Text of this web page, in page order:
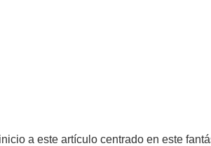
a este artículo centrado en este